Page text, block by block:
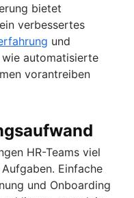
bietet
verbessertes
und
wie automatisierte
vorantreiben
HR-Teams viel
Einfache
und Onboarding